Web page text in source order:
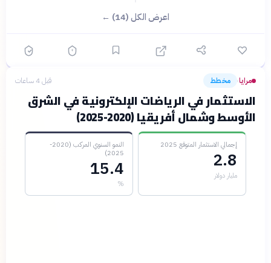
اعرض الكل (14) ←
مرايا› مخطط قبل 4 ساعات
الاستثمار في الرياضات الإلكترونية في الشرق
الأوسط وشمال أفريقيا (2020-2025)
إجمالي الاستثمار المتوقع 2025
2.8
مليار دولار
النمو السنوي المركب (2020-
2025)
15.4
%